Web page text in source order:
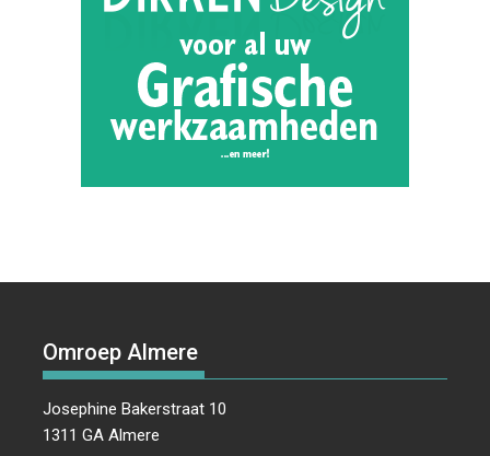
Omroep Almere
Josephine Bakerstraat 10
1311 GA Almere